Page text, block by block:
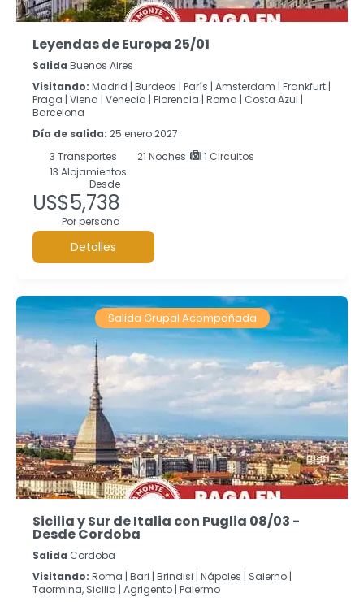
Leyendas de Europa 25/01
Salida Buenos Aires
Visitando: Madrid | Burdeos | París | Amsterdam | Frankfurt |
Praga | Viena | Venecia | Florencia | Roma | Costa Azul |
Barcelona
Día de salida: 25 enero 2027
3 Transportes 21 Noches
1 Circuitos
13 Alojamientos
Desde
US$5,738
Por persona
Detalles
Salida Grupal Acompañada
Sicilia y Sur de Italia con Puglia 08/03 -
Desde Cordoba
Salida Cordoba
Visitando: Roma | Bari | Brindisi | Nápoles | Salerno |
Taormina, Sicilia | Agrigento | Palermo